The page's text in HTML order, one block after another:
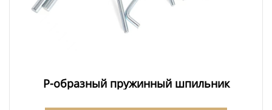
Р-образный пружинный шпильник